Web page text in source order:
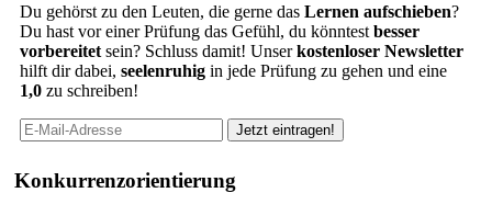
Du gehörst zu den Leuten, die gerne das Lernen aufschieben?
Du hast vor einer Prüfung das Gefühl, du könntest besser
vorbereitet sein? Schluss damit! Unserkostenloser Newsletter
hilft dir dabei, seelenruhig in jede Prüfung zu gehen und eine
1,0 zu schreiben!
Konkurrenzorientierung